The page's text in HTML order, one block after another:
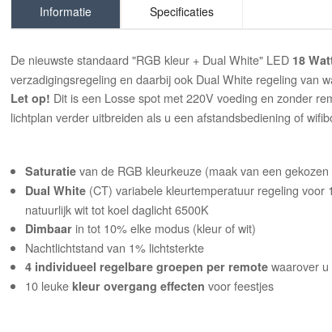
Informatie Specificaties
De nieuwste standaard "RGB kleur + Dual White" LED 18
verzadigingsregeling en daarbij ook Dual White regeling van
Let op! Dit is een Losse spot met 220V voeding en zonder
lichtplan verder uitbreiden als u een afstandsbediening of
Saturatie van de RGB kleurkeuze (maak van een
Dual White (CT) variabele kleurtemperatuur regeling
natuurlijk wit tot koel daglicht 6500K
Dimbaar in tot 10% elke modus (kleur of wit)
Nachtlichtstand van 1% lichtsterkte
4 individueel regelbare groepen per remote waarover
10 leukekleur overgang effecten voor feestjes